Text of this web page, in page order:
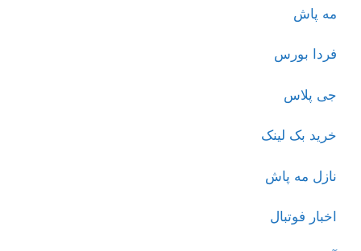
مه پاش
فردا بورس
جی پلاس
خرید بک لینک
نازل مه پاش
اخبار فوتبال